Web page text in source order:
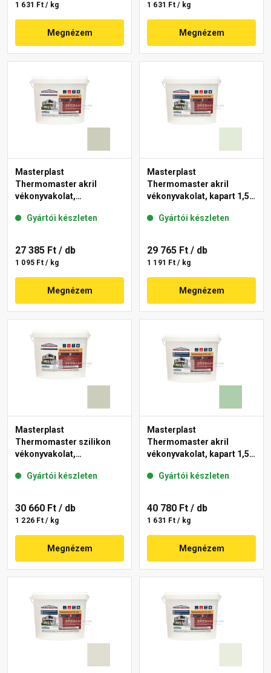
1 631 Ft / kg
Megnézem
1 631 Ft / kg
Megnézem
Masterplast
Thermomaster akril
vékonyvakolat,
42-D 25 kg
Gyártói készleten
27 385 Ft / db
1 095 Ft / kg
Megnézem
Masterplast
Thermomaster akril
vékonyvakolat, kapart 1,5
Gyártói készleten
29 765 Ft / db
1 191 Ft / kg
Megnézem
Masterplast
Thermomaster szilikon
vékonyvakolat,
42-D 25 kg
Gyártói készleten
30 660 Ft / db
1 226 Ft / kg
Megnézem
Masterplast
Thermomaster akril
vékonyvakolat, kapart 1,5
Gyártói készleten
40 780 Ft / db
1 631 Ft / kg
Megnézem